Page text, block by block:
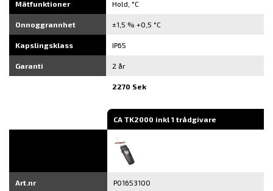
Mätfunktioner Hold, °C
Onnoggrannhet ±1,5 % +0,5 °C
Kapslingsklass IP65
Garanti 2 år
2270 Sek
CA TK2000 inkl 1 trådgivare
Art.nr P01653100